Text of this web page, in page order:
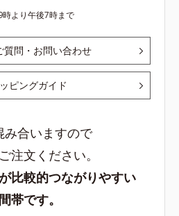
時より午後7時まで
質問・お問い合わせ
ピングガイド
み合いますので
注文ください。
比較的つながりやすい
帯です。